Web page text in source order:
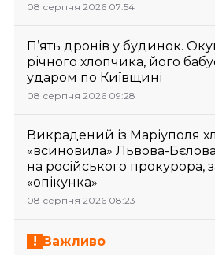
08 серпня 2026 07:54
П’ять дронів у будинок.
річного хлопчика, його
ударом по Київщині
08 серпня 2026 09:28
Викрадений із Маріуполя
«всиновила» Львова-
на російського прокурора,
«опікунка»
08 серпня 2026 08:23
Важливо